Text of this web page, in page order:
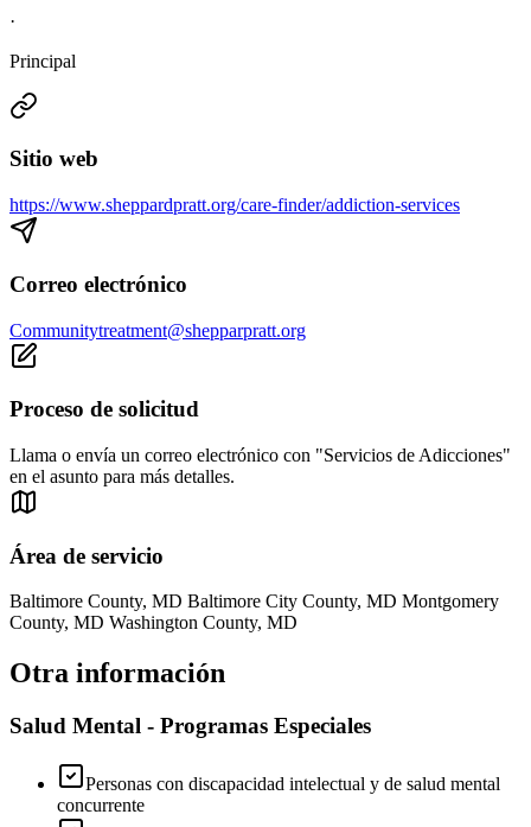
·
Principal
Sitio web
https://www.sheppardpratt.org/care-finder/addiction-services
Correo electrónico
Communitytreatment@shepparpratt.org
Proceso de solicitud
Llama o envía un correo electrónico con "Servicios de Adicciones"
en el asunto para más detalles.
Área de servicio
Baltimore County, MD Baltimore City County, MD Montgomery
County, MD Washington County, MD
Otra información
Salud Mental - Programas Especiales
Personas con discapacidad intelectual y de salud mental
concurrente